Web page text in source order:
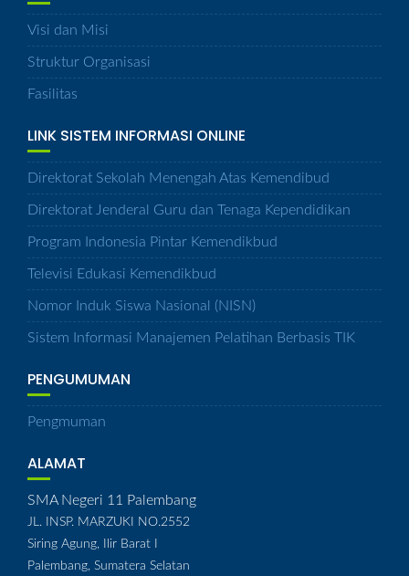
Visi dan Misi
Struktur Organisasi
Fasilitas
LINK SISTEM INFORMASI ONLINE
Direktorat Sekolah Menengah Atas Kemendibud
Direktorat Jenderal Guru dan Tenaga Kependidikan
Program Indonesia Pintar Kemendikbud
Televisi Edukasi Kemendikbud
Nomor Induk Siswa Nasional (NISN)
Sistem Informasi Manajemen Pelatihan Berbasis TIK
PENGUMUMAN
Pengmuman
ALAMAT
SMA Negeri 11 Palembang
JL. INSP. MARZUKI NO.2552
Siring Agung, Ilir Barat I
Palembang, Sumatera Selatan